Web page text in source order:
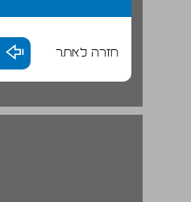
חזרה לאתר